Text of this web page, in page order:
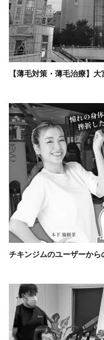
【薄毛対策・薄毛治療】
チキンジムのユーザーか